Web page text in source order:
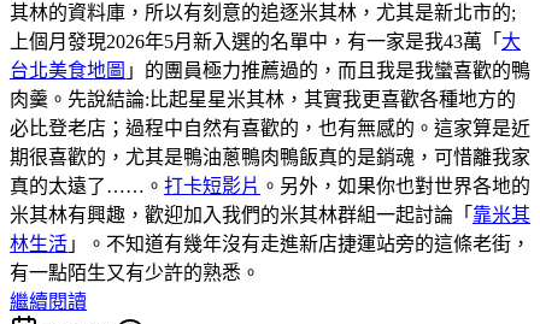
其林的資料庫，所以有刻意的追逐米其林，尤其是新北市的;
上個月發現2026年5月新入選的名單中，有一家是我43萬「 大
台北美食地圖 」的團員極力推薦過的，而且我是我蠻喜歡的鴨
肉羹。先說結論:比起星星米其林，其實我更喜歡各種地方的
必比登老店；過程中自然有喜歡的，也有無感的。這家算是近
期很喜歡的，尤其是鴨油蔥鴨肉鴨飯真的是銷魂，可惜離我家
真的太遠了……。 打卡短影片 。另外，如果你也對世界各地的
米其林有興趣，歡迎加入我們的米其林群組一起討論「 靠米其
林生活 」。不知道有幾年沒有走進新店捷運站旁的這條老街，
有一點陌生又有少許的熟悉。
繼續閱讀